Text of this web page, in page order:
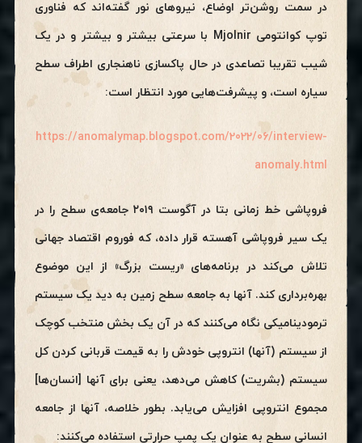
در سمت روشن‌تر اوضاع، نیروهای نور گفته‌اند که فناوری
توپ کوانتومی Mjolnir با سرعتی بیشتر و بیشتر و در یک
شیب تقریبا تصاعدی در حال پاکسازی ناهنجاری اطراف سطح
سیاره است، و پیشرفت‌هایی مورد انتظار است:
https://anomalymap.blogspot.com/2022/06/interview-
anomaly.html
فروپاشی خط زمانی بتا در آگوست ۲۰۱۹ جامعه‌ی سطح را در
یک سیر فروپاشی آهسته قرار داده، که فوروم اقتصاد جهانی
تلاش می‌کند در برنامه‌های «ریست بزرگ» از این موضوع
بهره‌برداری کند. آنها به جامعه سطح زمین به دید یک سیستم
ترمودینامیکی نگاه می‌کنند که در آن یک بخش منتخب کوچک
از سیستم (آنها) انتروپی خودش را به قیمت قربانی کردن کل
سیستم (بشریت) کاهش می‌دهد، یعنی برای آنها [انسان‌ها]
مجموع انتروپی افزایش می‌یابد. بطور خلاصه، آنها از جامعه
انسانی سطح به عنوان یک پمپ حرارتی استفاده می‌کنند: